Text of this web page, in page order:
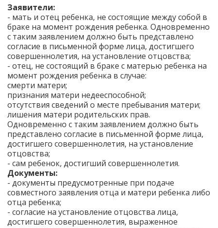
Заявители:
- мать и отец ребенка, не состоящие между собой в
браке на момент рождения ребенка. Одновременно
с таким заявлением должно быть представлено
согласие в письменной форме лица, достигшего
совершеннолетия, на установление отцовства;
- отец, не состоящий в браке с матерью ребенка на
момент рождения ребенка в случае:
смерти матери;
признания матери недееспособной;
отсутствия сведений о месте пребывания матери;
лишения матери родительских прав.
Одновременно с таким заявлением должно быть
представлено согласие в письменной форме лица,
достигшего совершеннолетия, на установление
отцовства;
- сам ребенок, достигший совершеннолетия.
Документы:
- документы предусмотренные при подаче
совместного заявления отца и матери ребенка либо
отца ребенка;
- согласие на установление отцовства лица,
достигшего совершеннолетия, выраженное